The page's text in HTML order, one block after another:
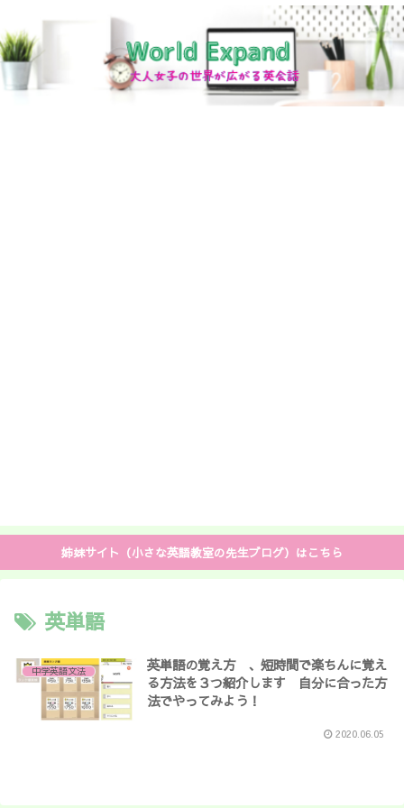
姉妹サイト（小さな英語教室の先生ブログ）はこちら
英単語
中学英語文法
英単語の覚え方 、短時間で楽ちんに覚え
る方法を３つ紹介します 自分に合った方
法でやってみよう！
2020.06.05